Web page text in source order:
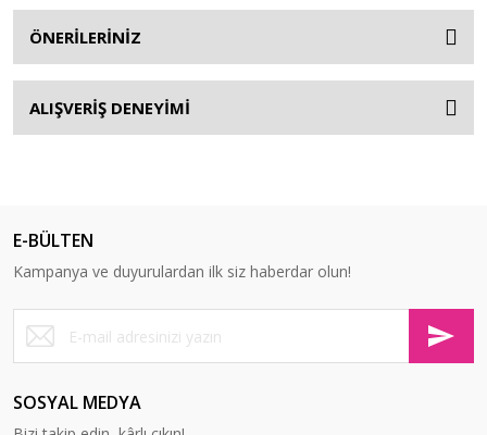
ÖNERİLERİNİZ
ALIŞVERİŞ DENEYİMİ
E-BÜLTEN
Kampanya ve duyurulardan ilk siz haberdar olun!
SOSYAL MEDYA